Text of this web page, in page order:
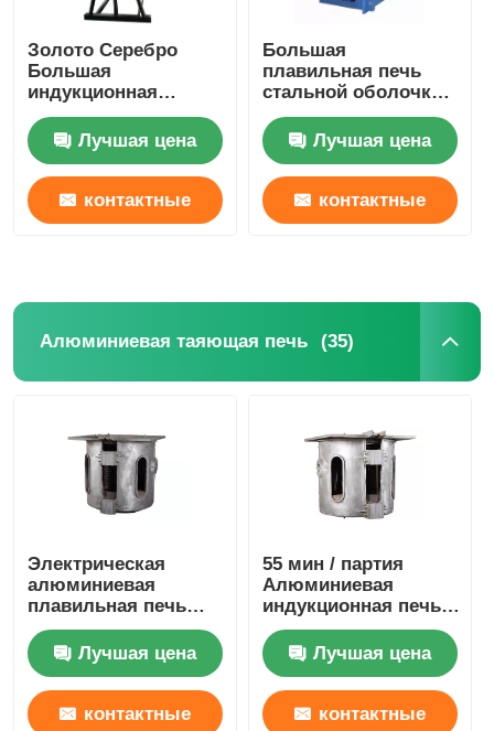
Золото Серебро
Большая
индукционная
плавильная печь,
плавильная печь
драгоценных
металлов
Лучшая цена
контактные
Большая
плавильная печь
стальной оболочки /
промышленное
оборудование для
плавки серебра 1400
кВт
Лучшая цена
контактные
Алюминиевая таяющая печь (35)
Электрическая
алюминиевая
плавильная печь
для ингота весом
350 кгЛучшая цена
контактные
55 мин / партия
Алюминиевая
индукционная печь
150 кг Вакуумная
инготовая печь
Стабильная
Лучшая цена
контактные